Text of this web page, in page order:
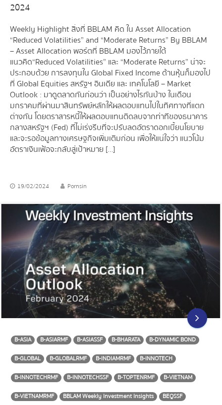
2024
Weekly Highlight สิ่งที่ BBLAM คิด ใน Asset Allocation
“Reduced Volatilities” and “Moderate Returns” By BBLAM
– Asset Allocation พอร์ตที่ BBLAM มองไว้ภายใต้
แนวคิด “Reduced Volatilities” และ “Moderate Returns” น่าจะ
ประกอบด้วย การลงทุนใน Global Fixed Income ด้านหุ้นก็มองไป
ที่ Global Equities สหรัฐฯ อินเดีย และ เทคโนโลยี – Market
Outlook : มาดูตลาดกันก่อนว่า เป็นอย่างไรกันบ้าง ในเดือน
มกราคมที่ผ่านมา สินทรัพย์หลักให้ผลตอบแทนไปในทิศทางที่แตก
ต่างกัน โดยตราสารหนี้ให้ผลตอบแทนติดลบจากท่าทีของธนาคาร
กลางสหรัฐฯ (Fed) ที่ไม่เร่งรีบที่จะปรับลดอัตราดอกเบี้ยนโยบาย
และจะรอข้อมูลทางเศรษฐกิจเพิ่มเติมก่อน เพื่อให้แน่ใจว่า แนวโน้ม
อัตราเงินเฟ้อจะกลับสู่เป้าหมาย […]
19/02/2024 Pornsin
B-ASIA B-ASIARMF B-ASIASSF B-BHARATA
B-DYNAMIC BOND
B-GLOBAL
B-GLOBALRMF B-INDIAMRMF
B-INNOTECH
B-INNOTECHRMF
B-INNOTECHSSF B-TOPTENRMF
B-VIETNAM
B-VIETNAMRMF
BBLAM Weekly Investment Insights
BEQSSF